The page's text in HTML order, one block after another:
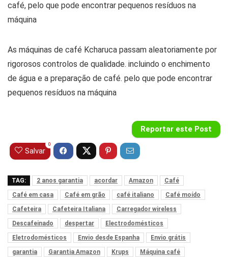
café, pelo que pode encontrar pequenos resíduos na
máquina
As máquinas de café Kcharuca passam aleatoriamente por
rigorosos controlos de qualidade. incluindo o enchimento
de água e a preparação de café. pelo que pode encontrar
pequenos resíduos na máquina
Reportar este Post
Salvar
0
TAG: 2 anos garantia acordar Amazon
Café
Café em casa
Café em grão café italiano
Café moído
Cafeteira
Cafeteira Italiana
Carregador wireless
Descafeinado
despertar
Electrodomésticos
Eletrodomésticos
Envio desde Espanha
Envio grátis
garantia
Garantia Amazon Krups
Máquina café